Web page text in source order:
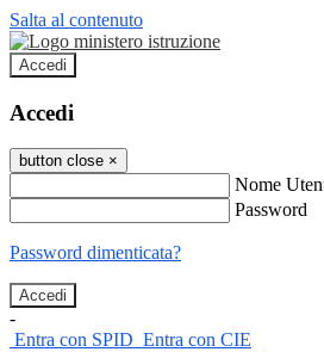
Salta al contenuto
Accedi
Accedi
button close ×
Nome
Password
Password dimenticata?
-
Entra con SPID Entra con CIE